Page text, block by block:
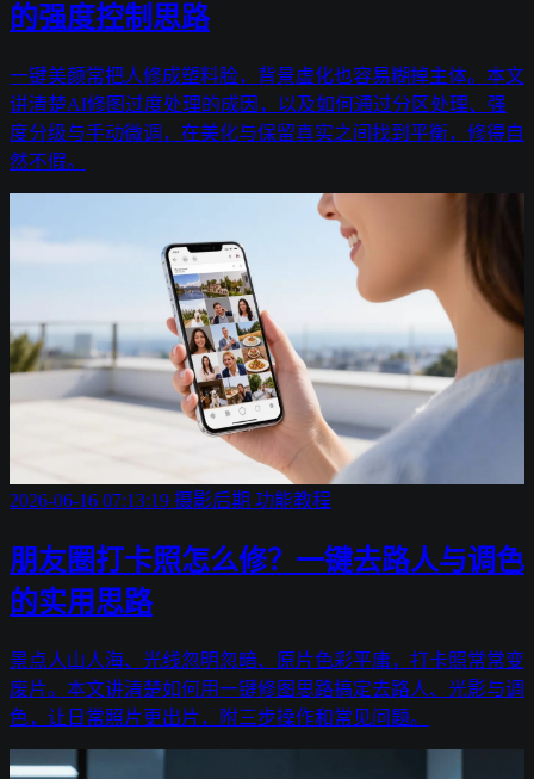
的强度控制思路
一键美颜常把人修成塑料脸，背景虚化也容易糊掉主体。本文
讲清楚AI修图过度处理的成因，以及如何通过分区处理、强
度分级与手动微调，在美化与保留真实之间找到平衡，修得自
然不假。
2026-06-16 07:13:19 摄影后期 功能教程
朋友圈打卡照怎么修？一键去路人与调色
的实用思路
景点人山人海、光线忽明忽暗、原片色彩平庸，打卡照常常变
废片。本文讲清楚如何用一键修图思路搞定去路人、光影与调
色，让日常照片更出片，附三步操作和常见问题。